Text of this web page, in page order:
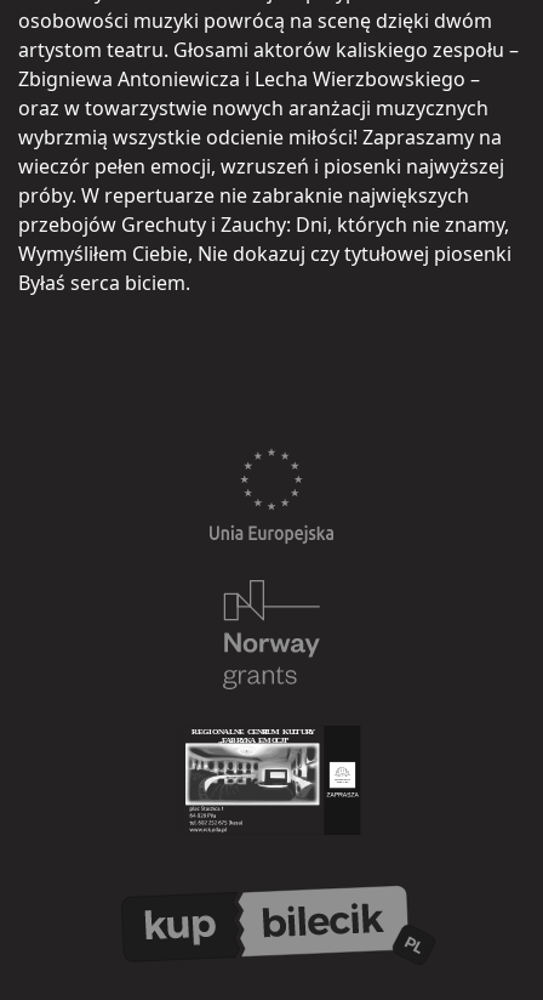
osobowości muzyki powrócą na scenę dzięki dwóm
artystom teatru. Głosami aktorów kaliskiego zespołu –
Zbigniewa Antoniewicza i Lecha Wierzbowskiego –
oraz w towarzystwie nowych aranżacji muzycznych
wybrzmią wszystkie odcienie miłości! Zapraszamy na
wieczór pełen emocji, wzruszeń i piosenki najwyższej
próby. W repertuarze nie zabraknie największych
przebojów Grechuty i Zauchy: Dni, których nie znamy,
Wymyśliłem Ciebie, Nie dokazuj czy tytułowej piosenki
Byłaś serca biciem.